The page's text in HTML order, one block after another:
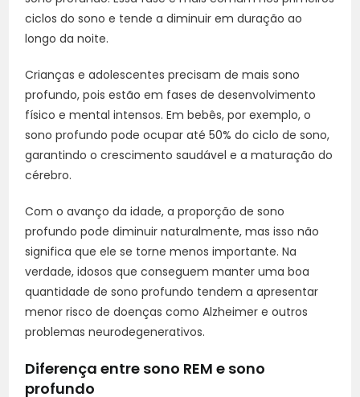
ciclos do sono e tende a diminuir em duração ao
longo da noite.
Crianças e adolescentes precisam de mais sono
profundo, pois estão em fases de desenvolvimento
físico e mental intensos. Em bebês, por exemplo, o
sono profundo pode ocupar até 50% do ciclo de sono,
garantindo o crescimento saudável e a maturação do
cérebro.
Com o avanço da idade, a proporção de sono
profundo pode diminuir naturalmente, mas isso não
significa que ele se torne menos importante. Na
verdade, idosos que conseguem manter uma boa
quantidade de sono profundo tendem a apresentar
menor risco de doenças como Alzheimer e outros
problemas neurodegenerativos.
Diferença entre sono REM e sono
profundo